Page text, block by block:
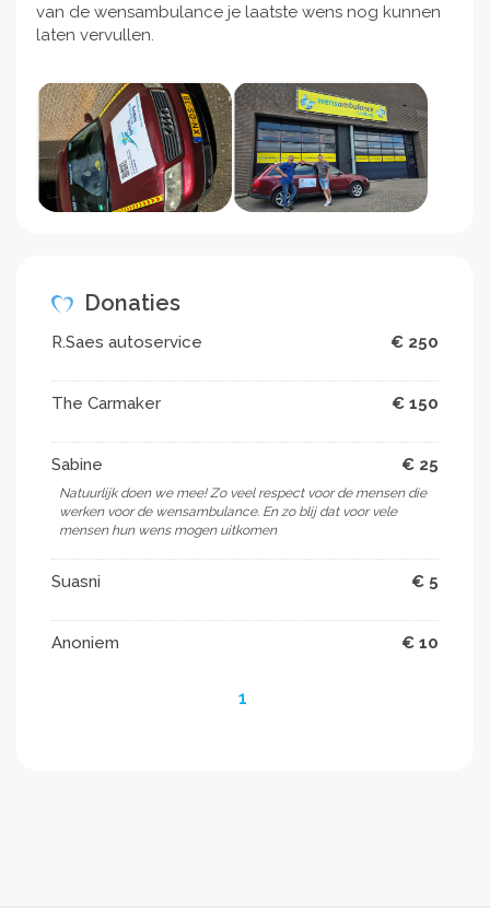
van de wensambulance je laatste wens nog kunnen
laten vervullen.
Donaties
R.Saes autoservice € 250
The Carmaker € 150
Sabine € 25
Natuurlijk doen we mee! Zo veel respect voor de mensen die
werken voor de wensambulance. En zo blij dat voor vele
mensen hun wens mogen uitkomen ️
Suasni € 5
Anoniem € 10
1